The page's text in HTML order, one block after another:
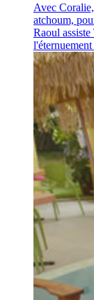
Avec
atchoum,
Raoul